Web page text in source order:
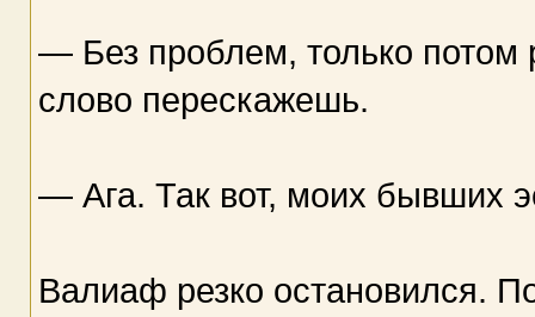
— Без проблем, только потом
слово перескажешь.
— Ага. Так вот, моих бывших
Валиаф резко остановился.